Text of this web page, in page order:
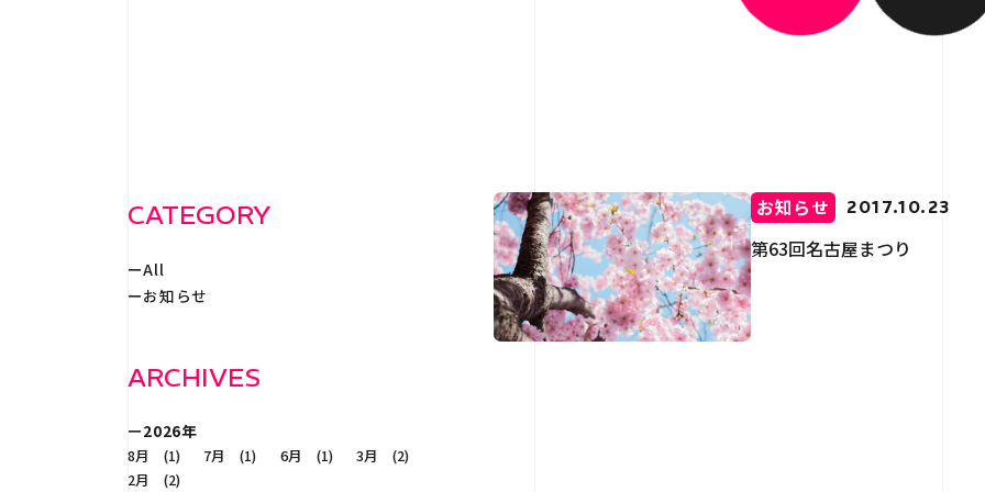
RECRUIT 採用情報
CONTACT お問い合わせ
お知らせ 2017.10.23
第63回名古屋まつり
CATEGORY
All
お知らせ
ARCHIVES
2026年
8月 (1) 7月 (1) 6月 (1)
3月 (2)
2月 (2)